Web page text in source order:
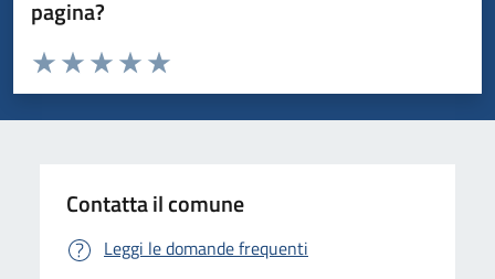
pagina?
Valuta da 1 a 5 stelle la pagina
Valuta 5 stelle su 5
Valuta 4 stelle su 5
Valuta 3 stelle su 5
Valuta 2 stelle su 5
Valuta 1 stelle su 5
Contatta il comune
Leggi le domande frequenti